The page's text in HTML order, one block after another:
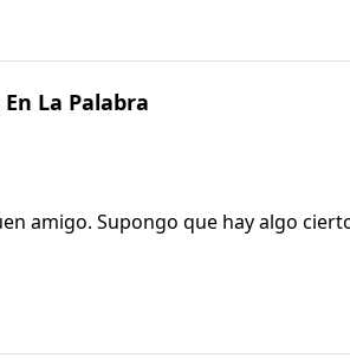
Únete a nosotras en este
La Palabra
amigo. Supongo que hay algo
mensajes de texto. Salen a